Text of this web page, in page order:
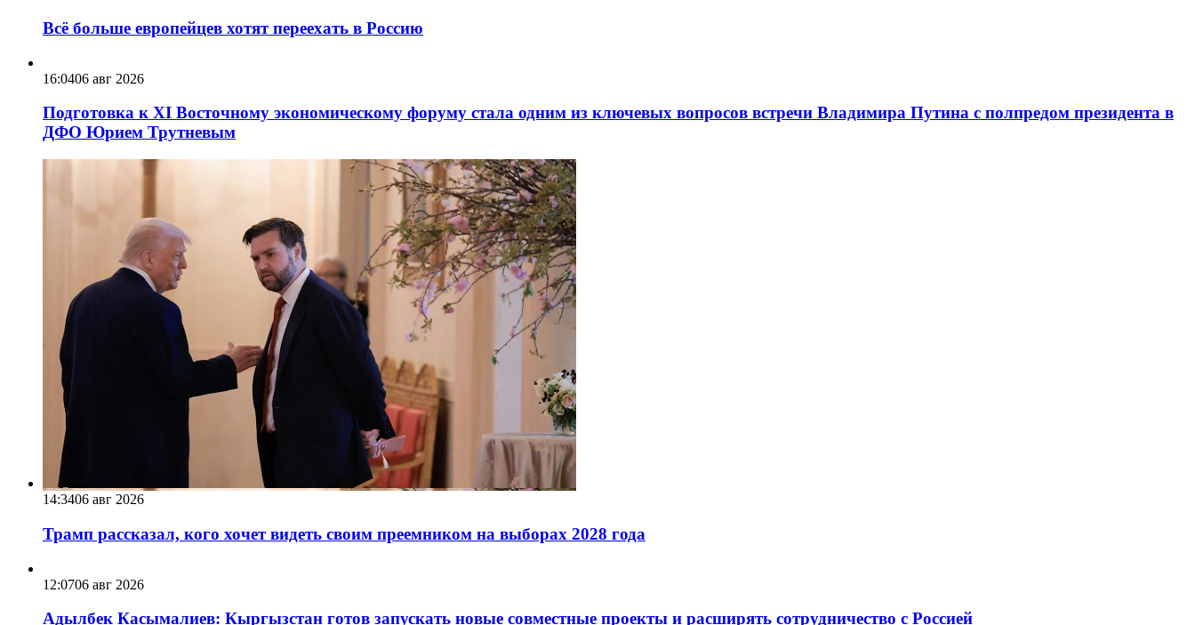
Всё больше европейцев хотят переехать в Россию
16:0406 авг 2026
Подготовка к XI Восточному экономическому форуму стала одним из ключевых вопросов встречи Владимира Путина с полпредом президента в
ДФО Юрием Трутневым
14:3406 авг 2026
Трамп рассказал, кого хочет видеть своим преемником на выборах 2028 года
12:0706 авг 2026
Адылбек Касымалиев: Кыргызстан готов запускать новые совместные проекты и расширять сотрудничество с Россией